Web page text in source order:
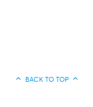
BACK TO TOP